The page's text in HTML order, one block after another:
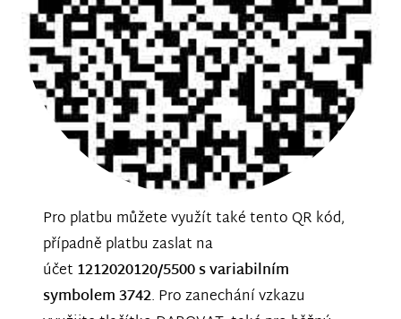
Pro platbu můžete využít také tento QR kód,
případně platbu zaslat na
účet 1212020120/5500 s variabilním
symbolem 3742. Pro zanechání vzkazu